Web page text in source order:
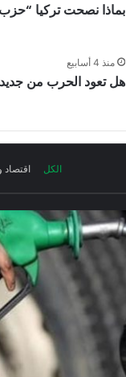
بماذا نصحت تركيا “حزب
منذ 4 أسابيع
هل تعود الحرب من
الكل اقتصاد